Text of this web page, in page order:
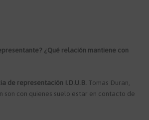
¿Qué relación mantiene con
de representación I.D.U.B. Tomas Duran,
son con quienes suelo estar en contacto de